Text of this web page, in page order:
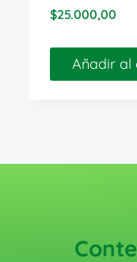
$25.000,00
Añadir al